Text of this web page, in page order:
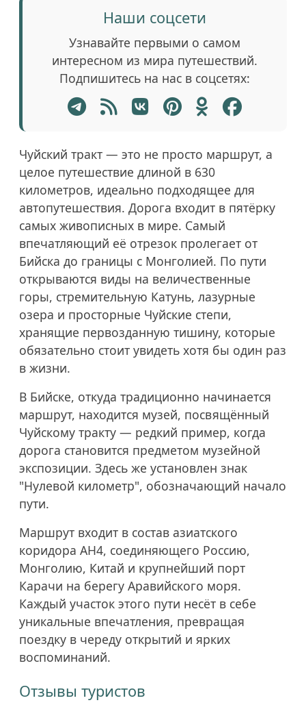
Наши соцсети
Узнавайте первыми о самом
интересном из мира путешествий.
Подпишитесь на нас в соцсетях:
Чуйский тракт — это не просто маршрут, а
целое путешествие длиной в 630
километров, идеально подходящее для
автопутешествия. Дорога входит в пятёрку
самых живописных в мире. Самый
впечатляющий её отрезок пролегает от
Бийска до границы с Монголией. По пути
открываются виды на величественные
горы, стремительную Катунь, лазурные
озера и просторные Чуйские степи,
хранящие первозданную тишину, которые
обязательно стоит увидеть хотя бы один раз
в жизни.
В Бийске, откуда традиционно начинается
маршрут, находится музей, посвящённый
Чуйскому тракту — редкий пример, когда
дорога становится предметом музейной
экспозиции. Здесь же установлен знак
"Нулевой километр", обозначающий начало
пути.
Маршрут входит в состав азиатского
коридора АН4, соединяющего Россию,
Монголию, Китай и крупнейший порт
Карачи на берегу Аравийского моря.
Каждый участок этого пути несёт в себе
уникальные впечатления, превращая
поездку в череду открытий и ярких
воспоминаний.
Отзывы туристов